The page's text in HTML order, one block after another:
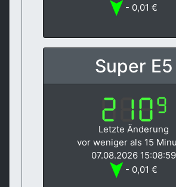
- 0,01 €
Super E5
Letzte Änderung
vor weniger als 15
07.08.2026 15:08:59
- 0,01 €